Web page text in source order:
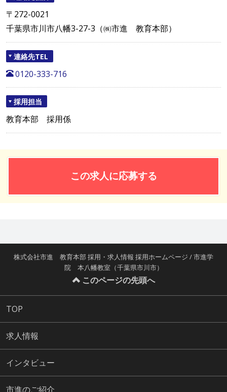
〒272-0021
千葉県市川市八幡3-27-3（㈱市進 教育本部）
連絡先TEL
0120-333-716
採用担当
教育本部 採用係
この求人に応募する
株式会社市進 教育本部 採用・求人情報 採用ホームページ / 市進学
院 本八幡教室（千葉県市川市）
このページの先頭へ
TOP
求人情報
インタビュー
市進のご紹介